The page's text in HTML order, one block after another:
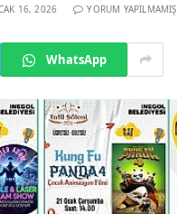
16, 2026 YORUM YAPILMAMIŞ
WhatsApp